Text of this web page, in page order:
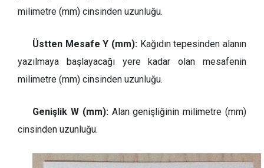
milimetre (mm) cinsinden uzunluğu.
Üstten Mesafe Y (mm): Kağıdın tepesinden alanın
yazılmaya başlayacağı yere kadar olan mesafenin
milimetre (mm) cinsinden uzunluğu.
Genişlik W (mm):Alan genişliğinin milimetre (mm)
cinsinden uzunluğu.